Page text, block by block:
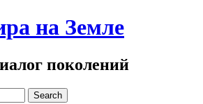
на Земле
поколений